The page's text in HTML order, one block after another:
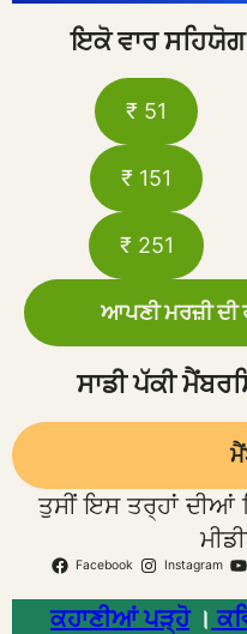
ਇਕੋ ਵਾਰ
₹ 51
₹ 151
₹ 251
ਆਪਣੀ ਮਰਜ਼ੀ
ਸਾਡੀ ਪੱਕੀ
ਤੁਸੀਂ ਇਸ ਤਰ੍ਹਾਂ ਦੀਆਂ
Facebook Instagram
ਕਹਾਣੀਆਂ ਪੜ੍ਹੋ।